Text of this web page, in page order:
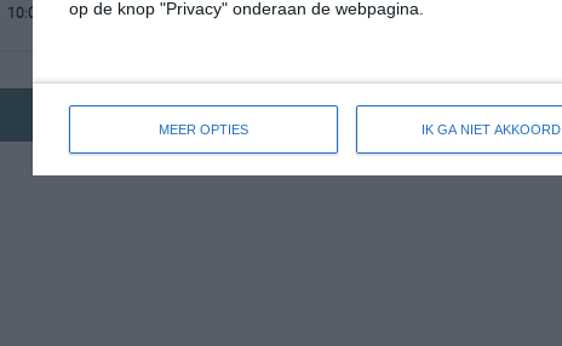
op de knop "Privacy" onderaan de webpagina.
MEER OPTIES IK GA NIET AKKOORD
10:00 13:00 16:00 19:00
bekijk de uitgebreide weersverwachting voor Swissvale